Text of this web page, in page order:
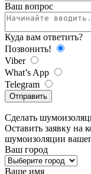
Ваш вопрос
Куда вам ответить?
Позвонить!
Viber
What’s App
Telegram
Отправить
Сделать
Оставить заявку на
шумоизоляции
Ваш город
Ваше имя